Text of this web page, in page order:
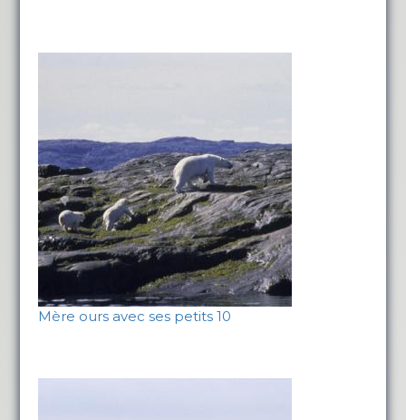
Mère ours avec ses petits 10